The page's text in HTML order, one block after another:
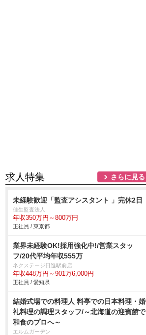
求人特集 さらに見る
未経験歓迎「監査アシスタント 」完休2日
佳生監査法人
年収350万円～800万円
正社員 / 東京都
業界未経験OK!採用強化中!/営業スタッ
フ/20代平均年収555万
ネクステージ日進駅前店
年収448万円～901万6,000円
正社員 / 愛知県
結婚式場での料理人 料亭での日本料理・婚
礼料理の調理スタッフ/～北海道の迎賓館で
和食のプロへ～
エルムガーデン